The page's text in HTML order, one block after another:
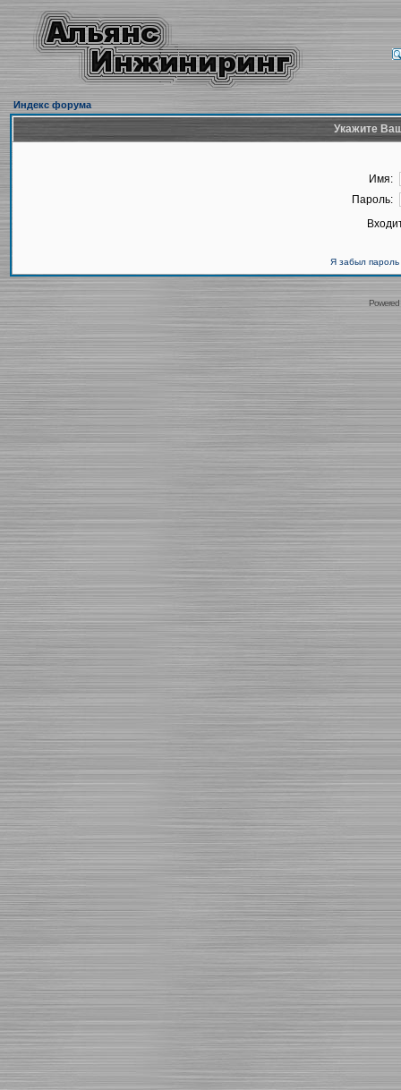
Индекс форума
Укажите
Имя:
Пароль:
Я забыл пароль